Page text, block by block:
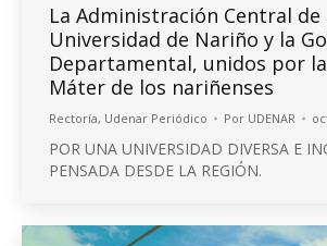
La Administración Central de
Universidad de Nariño y la
Departamental, unidos por
Máter de los nariñenses
Rectoría, Udenar Periódico Por UDENAR
POR UNA UNIVERSIDAD DIVERSA E
PENSADA DESDE LA REGIÓN.